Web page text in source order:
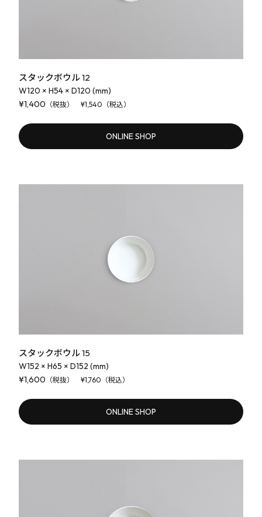
スタックボウル 12
W120 × H54 × D120 (mm)
¥1,400 （税抜） ¥1,540（税込）
ONLINE SHOP
スタックボウル 15
W152 × H65 × D152 (mm)
¥1,600 （税抜） ¥1,760（税込）
ONLINE SHOP